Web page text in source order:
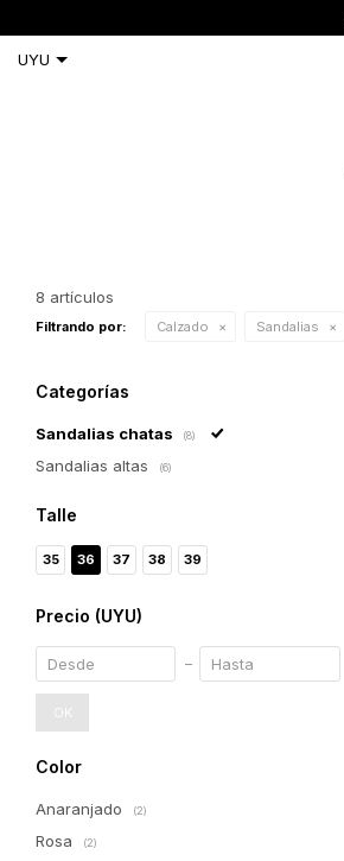
8 artículos
Filtrando por: Calzado Sandalias
Categorías
Sandalias chatas (8)
Sandalias altas (6)
Talle
35 36 37 38 39
Precio (UYU)
OK
Color
Anaranjado (2)
Rosa (2)